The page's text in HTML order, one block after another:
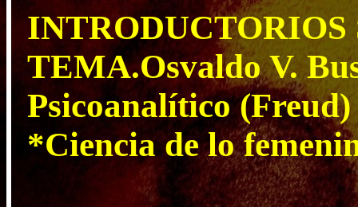
INTRODUCTORIOS
TEMA.Osvaldo V.
Psicoanalítico
*Ciencia de lo